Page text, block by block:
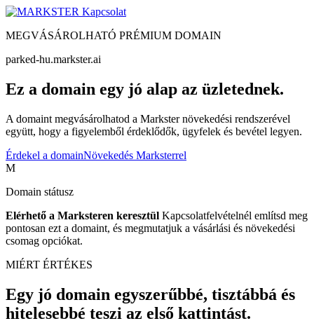
Kapcsolat
MEGVÁSÁROLHATÓ PRÉMIUM DOMAIN
parked-hu.markster.ai
Ez a domain egy jó alap az üzletednek.
A domaint megvásárolhatod a Markster növekedési rendszerével
együtt, hogy a figyelemből érdeklődők, ügyfelek és bevétel legyen.
Érdekel a domainNövekedés Marksterrel
M
Domain státusz
Elérhető a Marksteren keresztül Kapcsolatfelvételnél említsd meg
pontosan ezt a domaint, és megmutatjuk a vásárlási és növekedési
csomag opciókat.
MIÉRT ÉRTÉKES
Egy jó domain egyszerűbbé, tisztábbá és
hitelesebbé teszi az első kattintást.